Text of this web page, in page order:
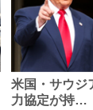
米国・サウジ
力協定が持…